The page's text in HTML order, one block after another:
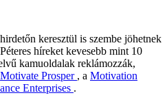
keresztül is szembe jöhetnek
híreket kevesebb mint 10
kamuoldalak reklámozzák,
Motivate Prosper , a Motivation
Enterprises .